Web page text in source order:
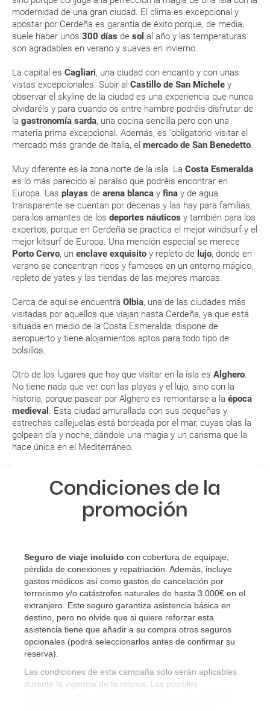
modernidad de una gran ciudad. El clima es excepcional y
apostar por Cerdeña es garantía de éxito porque, de media,
suele haber unos 300 días de sol al año y las temperaturas
son agradables en verano y suaves en invierno.
La capital es Cagliari, una ciudad con encanto y con unas
vistas excepcionales. Subir al Castillo de San Michele y
observar el skyline de la ciudad es una experiencia que nunca
olvidaréis y para cuando os entre hambre podréis disfrutar de
la gastronomía sarda, una cocina sencilla pero con una
materia prima excepcional. Además, es ‘obligatorio’ visitar el
mercado más grande de Italia, el mercado de San Benedetto
Muy diferente es la zona norte de la isla. La Costa Esmeralda
es lo más parecido al paraíso que podréis encontrar en
Europa. Las playas de arena blanca y fina y de agua
transparente se cuentan por decenas y las hay para familias,
para los amantes de los deportes náuticos y también para los
expertos, porque en Cerdeña se practica el mejor windsurf y el
mejor kitsurf de Europa. Una mención especial se merece
Porto Cervo, un enclave exquisito y repleto de lujo, donde en
verano se concentran ricos y famosos en un entorno mágico,
repleto de yates y las tiendas de las mejores marcas.
Cerca de aquí se encuentra Olbia, una de las ciudades más
visitadas por aquellos que viajan hasta Cerdeña, ya que está
situada en medio de la Costa Esmeralda, dispone de
aeropuerto y tiene alojamientos aptos para todo tipo de
bolsillos.
Otro de los lugares que hay que visitar en la isla es Alghero
No tiene nada que ver con las playas y el lujo, sino con la
historia, porque pasear por Alghero es remontarse a la época
medieval
. Esta ciudad amurallada con sus pequeñas y
estrechas callejuelas está bordeada por el mar, cuyas olas la
golpean día y noche, dándole una magia y un carisma que la
hace única en el Mediterráneo.
notarás la humedad propia de una isla. Los meses fríos van
de diciembre a febrero con mínimas de 17º. En algunas
ocasiones, incluso llega a nevar, eso sí, en las zonas
montañosas de la isla.
Llevar un paraguas si la visitas durante el otoño te evitará
algún resfriado
ENE
14 °C
FEB
14 °C
MAR
16 °C
ABR
18 °C
vacacional (Caribe, circuitos, tours...) te enviaremos la documentación
de tu reserva alrededor de 10 días antes de salida, la cual deberás
imprimir y llevar contigo en el viaje.
Esta documentación te será requerida en el mostrador de la compañía
MODIFICACIÓN ó CANCELACIÓN ¿Puedo anular o
modificar una reserva del viaje? ¿Qué gastos puede
generar una anulación o modificación del viaje?
a...?
¿Con cuánta antelación tengo que estar en el
aeropuerto?
RESERVAR ¿Cómo puedo reservar un viaje de
paquete vacacional en la página web?
quedado de pendiente de confirmación ¿Cómo
sabré si se confirma el viaje?
¿Cómo sé si hay plazas disponibles en el viaje que
Si tengo los traslados incluidos, ¿dónde debo
dirigirme?
¿Incluye algún seguro de viaje mi reserva?
reservas de viajes?
¿Cuáles son los impuestos de entrada y salida del
país si viajo a América?
¿Qué hago si el traslado contratado del aeropuerto
al hotel o viceversa no ha aparecido?
¿Necesito visado para poder ir a ...?
¿Por qué me sale el precio de un niño igual que el
precio de un adulto?
¿Cuántas veces debo imprimir el bono de los
traslados?
Condiciones de la
promoción
Seguro de viaje incluido con cobertura de equipaje,
pérdida de conexiones y repatriación. Además, incluye
gastos médicos así como gastos de cancelación por
terrorismo y/o catástrofes naturales de hasta 3.000€ en el
extranjero. Este seguro garantiza asistencia básica en
destino, pero no olvide que si quiere reforzar esta
asistencia tiene que añadir a su compra otros seguros
opcionales (podrá seleccionarlos antes de confirmar su
reserva)
Las condiciones de esta campaña sólo serán aplicables
durante la vigencia de la misma. Las posibles